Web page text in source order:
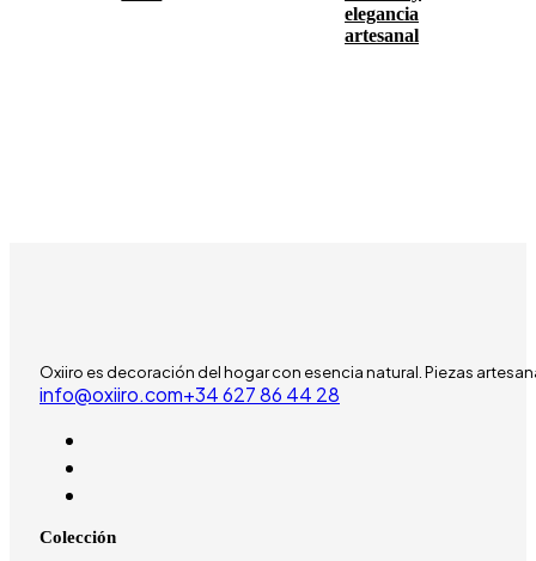
elegancia
artesanal
Oxiiro es decoración del hogar con esencia natural. Piezas
info@oxiiro.com‪+34 627 86 44 28‬
Colección